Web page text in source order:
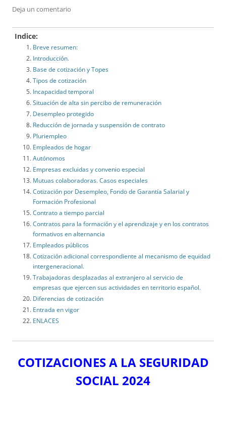
Deja un comentario
Indice:
Breve resumen:
Introducción.
Base de cotización y Topes
Tipos de cotización
Incapacidad temporal
Situación de alta sin percibo de remuneración
Desempleo protegido
Reducción de jornada y suspensión de contrato
Pluriempleo
Empleados de hogar
Autónomos
Empresas excluidas y convenio especial
Mutuas colaboradoras. Casos especiales
Cotización por Desempleo, Fondo de Garantía Salarial y
Formación Profesional
Contrato a tiempo parcial
Contratos para la formación y el aprendizaje y en los contratos
formativos en alternancia
Empleados públicos
Cotización adicional correspondiente al mecanismo de equidad
intergeneracional.
Trabajadoras desplazadas al extranjero al servicio de
empresas que ejercen sus actividades en territorio español.
Diferencias de cotización
Entrada en vigor
ENLACES
COTIZACIONES A LA SEGURIDAD
SOCIAL 2024